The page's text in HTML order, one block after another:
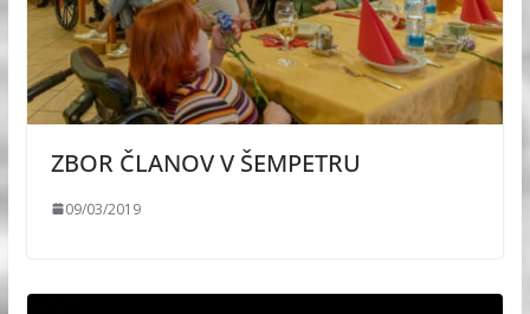
ZBOR ČLANOV V ŠEMPETRU
09/03/2019